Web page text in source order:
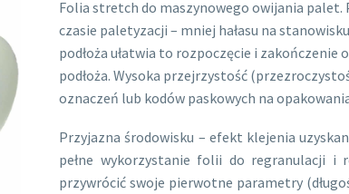
Folia stretch do maszynowego owijania palet.
czasie paletyzacji – mniej hałasu na
podłoża ułatwia to rozpoczęcie i
podłoża. Wysoka przejrzystość
oznaczeń lub kodów paskowych na
Przyjazna środowisku – efekt klejenia
pełne wykorzystanie folii do regranulacji i
przywrócić swoje pierwotne parametry